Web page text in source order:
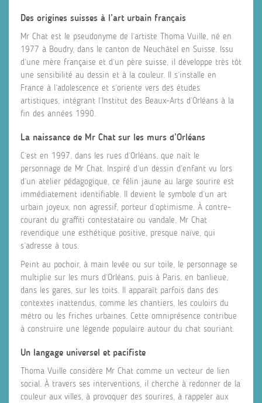
Des origines suisses à l’art urbain français
Mr Chat est le pseudonyme de l’artiste Thoma Vuille, né en
1977 à Boudry, dans le canton de Neuchâtel en Suisse. Issu
d’une mère française et d’un père suisse, il développe très tôt
une sensibilité au dessin et à la couleur. Il s’installe en
France à l’adolescence et s’oriente vers des études
artistiques, intégrant l’Institut des Beaux-Arts d’Orléans à la
fin des années 1990.
La naissance de Mr Chat sur les murs d’Orléans
C’est en 1997, dans les rues d’Orléans, que naît le
personnage de Mr Chat. Inspiré d’un dessin d’enfant vu lors
d’un atelier pédagogique, ce félin jaune au large sourire est
immédiatement identifiable. Il devient le symbole d’un art
urbain joyeux, non agressif, porteur d’optimisme. À contre-
courant du graffiti contestataire ou vandale, Mr Chat
revendique une esthétique positive, presque naïve, qui
s’adresse à tous.
Peint au pochoir, à main levée ou sur toile, le personnage se
multiplie sur les murs d’Orléans, puis à Paris, en banlieue,
dans les gares, sur les toits. Il apparaît parfois dans des
contextes inattendus, comme les chantiers, les couloirs du
métro ou les friches urbaines. Cette omniprésence contribue
à construire une légende populaire autour du chat souriant.
Un langage universel et pacifiste
Thoma Vuille considère Mr Chat comme un vecteur de lien
social. À travers ses interventions, il cherche à redonner de la
couleur aux villes, à provoquer des sourires, à rappeler aux